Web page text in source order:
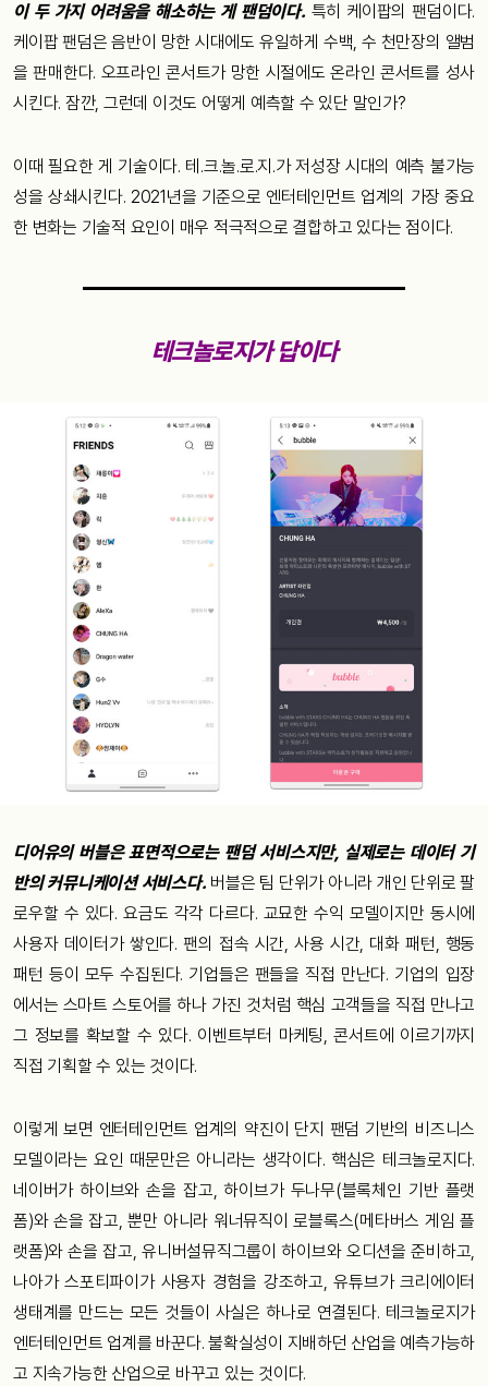
이 두 가지 어려움을 해소하는 게 팬덤이다. 특히 케이팝의 팬덤이다.
케이팝 팬덤은 음반이 망한 시대에도 유일하게 수백, 수 천만장의 앨범
을 판매한다. 오프라인 콘서트가 망한 시절에도 온라인 콘서트를 성사
시킨다. 잠깐, 그런데 이것도 어떻게 예측할 수 있단 말인가?
이때 필요한 게 기술이다. 테.크.놀.로.지.가 저성장 시대의 예측 불가능
성을 상쇄시킨다. 2021년을 기준으로 엔터테인먼트 업계의 가장 중요
한 변화는 기술적 요인이 매우 적극적으로 결합하고 있다는 점이다.
테크놀로지가 답이다
디어유의 버블은 표면적으로는 팬덤 서비스지만, 실제로는 데이터 기
반의 커뮤니케이션 서비스다. 버블은 팀 단위가 아니라 개인 단위로 팔
로우할 수 있다. 요금도 각각 다르다. 교묘한 수익 모델이지만 동시에
사용자 데이터가 쌓인다. 팬의 접속 시간, 사용 시간, 대화 패턴, 행동
패턴 등이 모두 수집된다. 기업들은 팬들을 직접 만난다. 기업의 입장
에서는 스마트 스토어를 하나 가진 것처럼 핵심 고객들을 직접 만나고
그 정보를 확보할 수 있다. 이벤트부터 마케팅, 콘서트에 이르기까지
직접 기획할 수 있는 것이다.
이렇게 보면 엔터테인먼트 업계의 약진이 단지 팬덤 기반의 비즈니스
모델이라는 요인 때문만은 아니라는 생각이다. 핵심은 테크놀로지다.
네이버가 하이브와 손을 잡고, 하이브가 두나무(블록체인 기반 플랫
폼)와 손을 잡고, 뿐만 아니라 워너뮤직이 로블록스(메타버스 게임 플
랫폼)와 손을 잡고, 유니버설뮤직그룹이 하이브와 오디션을 준비하고,
나아가 스포티파이가 사용자 경험을 강조하고, 유튜브가 크리에이터
생태계를 만드는 모든 것들이 사실은 하나로 연결된다. 테크놀로지가
엔터테인먼트 업계를 바꾼다. 불확실성이 지배하던 산업을 예측가능하
고 지속가능한 산업으로 바꾸고 있는 것이다.